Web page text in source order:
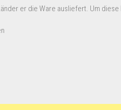
er die Ware ausliefert. Um